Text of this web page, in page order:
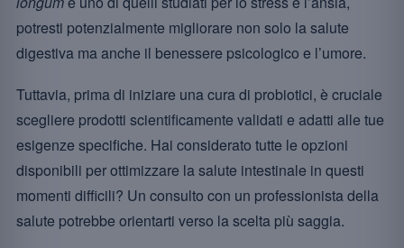
potresti potenzialmente migliorare non solo la salute
digestiva ma anche il benessere psicologico e l’umore.
Tuttavia, prima di iniziare una cura di probiotici, è cruciale
scegliere prodotti scientificamente validati e adatti alle tue
esigenze specifiche. Hai considerato tutte le opzioni
disponibili per ottimizzare la salute intestinale in questi
momenti difficili? Un consulto con un professionista della
salute potrebbe orientarti verso la scelta più saggia.